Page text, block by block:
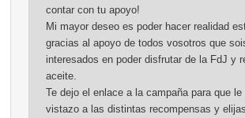
contar con tu apoyo!
Mi mayor deseo es poder hacer realidad
gracias al apoyo de todos vosotros que
interesados en poder disfrutar de la FdJ y
aceite.
Te dejo el enlace a la campaña para que le
vistazo a las distintas recompensas y